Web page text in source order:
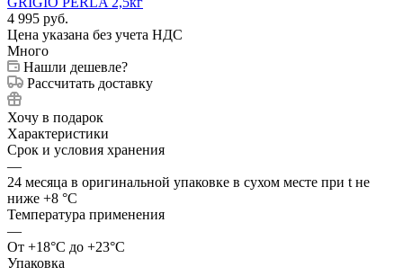
4 995 руб.
Цена указана без учета НДС
Много
Нашли дешевле?
Рассчитать доставку
Хочу в подарок
Характеристики
Срок и условия хранения
—
24 месяца в оригинальной упаковке в сухом месте при t не
ниже +8 °C
Температура применения
—
От +18°C до +23°C
Упаковка